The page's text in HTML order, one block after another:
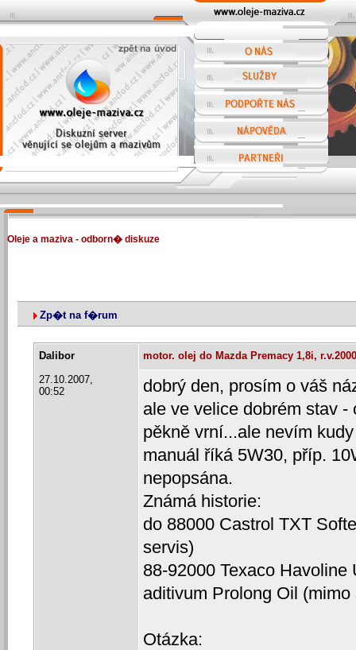
Oleje a maziva - odborn� diskuze
Zp�t na f�rum
Dalibor
27.10.2007,
00:52
motor. olej do Mazda Premacy 1,8i,
dobrý den, prosím o váš
ale ve velice dobrém stav
pěkně vrní...ale nevím
manuál říká 5W30, příp.
nepopsána.
Známá historie:
do 88000 Castrol TXT
servis)
88-92000 Texaco Havoline
aditivum Prolong Oil (mimo
Otázka: